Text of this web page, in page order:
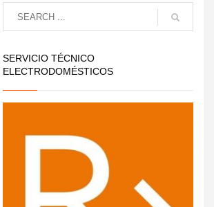
SERVICIO TÉCNICO
ELECTRODOMÉSTICOS